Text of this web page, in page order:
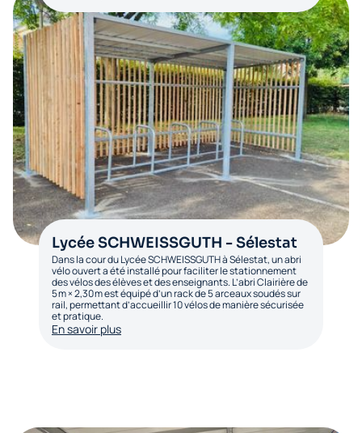
Lycée SCHWEISSGUTH - Sélestat
Dans la cour du Lycée SCHWEISSGUTH à Sélestat, un abri
vélo ouvert a été installé pour faciliter le stationnement
des vélos des élèves et des enseignants. L’abri Clairière de
5 m × 2,30 m est équipé d’un rack de 5 arceaux soudés sur
rail, permettant d’accueillir 10 vélos de manière sécurisée
et pratique.
En savoir plus